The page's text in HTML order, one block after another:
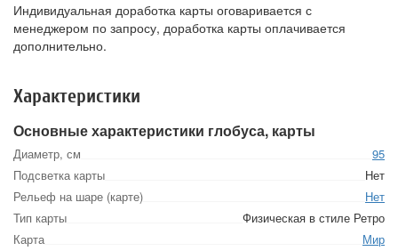
Индивидуальная доработка карты оговаривается с
менеджером по запросу, доработка карты оплачивается
дополнительно.
Характеристики
Основные характеристики глобуса, карты
Диаметр, см
95
Подсветка карты
Нет
Рельеф на шаре (карте)
Нет
Тип карты
Физическая в стиле Ретро
Карта
Мир